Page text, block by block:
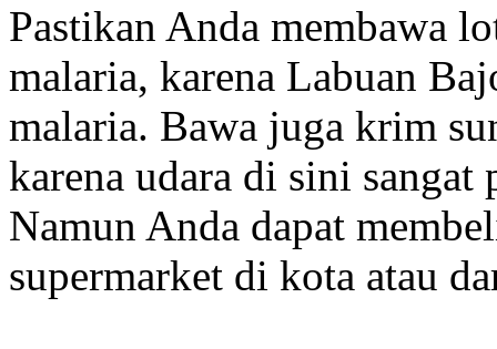
Pastikan Anda membawa
malaria, karena Labuan
malaria. Bawa juga krim
karena udara di sini sangat
Namun Anda dapat
supermarket di kota atau